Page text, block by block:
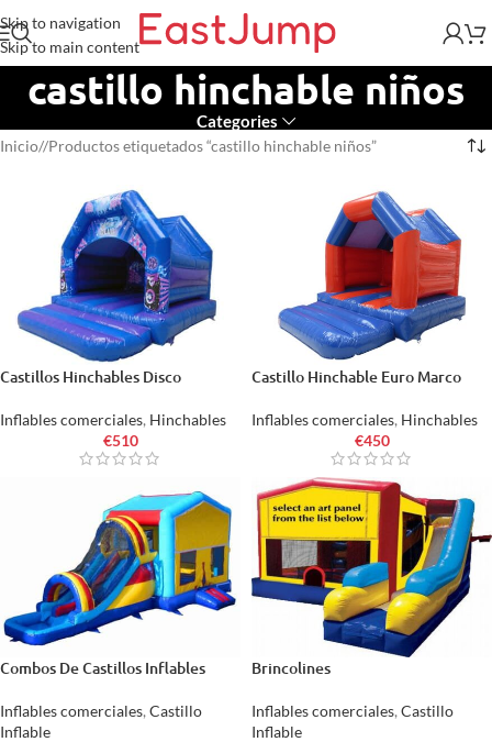
Skip to navigation
Skip to main content
castillo hinchable niños
Categories
Inicio/ Productos etiquetados “castillo hinchable niños”
Castillos Hinchables Disco
Inflables comerciales, Hinchables
€510
Castillo Hinchable Euro Marco
Inflables comerciales, Hinchables
€450
Combos De Castillos Inflables
Inflables comerciales, Castillo
Inflable
Brincolines
Inflables comerciales, Castillo
Inflable